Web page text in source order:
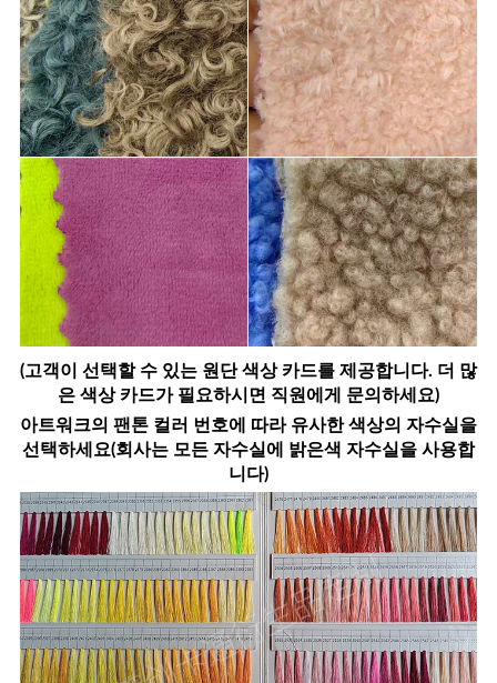
(고객이 선택할 수 있는 원단 색상 카드를 제공합니다. 더 많
은 색상 카드가 필요하시면 직원에게 문의하세요)
아트워크의 팬톤 컬러 번호에 따라 유사한 색상의 자수실을
선택하세요(회사는 모든 자수실에 밝은색 자수실을 사용합
니다)